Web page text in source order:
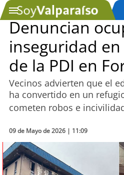
SOYTV
Podcast
Actualidad
Entretención
Economía
Denuncian
inseguridad
de la PDI en
Vecinos advierten que el
ha convertido en un
cometen robos e
09 de Mayo de 2026 | 11:09